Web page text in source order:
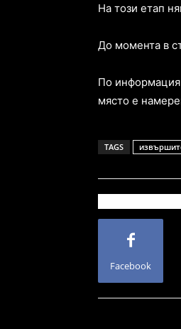
На този етап
До момента в
По
място е
TAGS
Facebook